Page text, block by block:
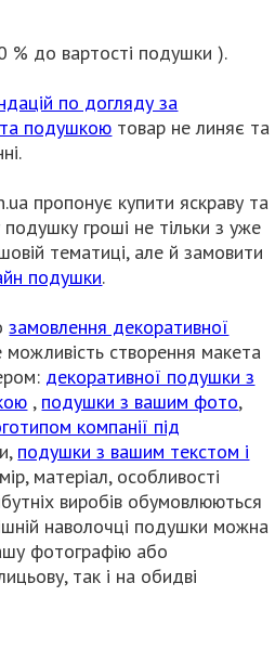
% до вартості подушки ).
по догляду за
подушкою товар не линяє та
пропонує купити яскраву та
гроші не тільки з уже
тематиці, але й замовити
подушки.
замовлення декоративної
створення макета
декоративної подушки з
, подушки з вашим фото,
компанії під
подушки з вашим текстом і
матеріал, особливості
виробів обумовлюються
наволочці подушки можна
фотографію або
так і на обидві